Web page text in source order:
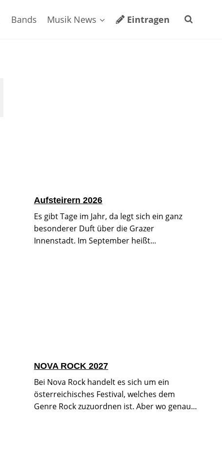
Bands Musik News Eintragen
Aufsteirern 2026
Es gibt Tage im Jahr, da legt sich ein ganz
besonderer Duft über die Grazer
Innenstadt. Im September heißt...
NOVA ROCK 2027
Bei Nova Rock handelt es sich um ein
österreichisches Festival, welches dem
Genre Rock zuzuordnen ist. Aber wo genau...